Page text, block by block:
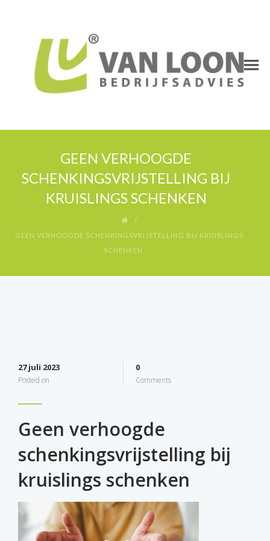
GEEN VERHOOGDE
SCHENKINGSVRIJSTELLING BIJ
KRUISLINGS SCHENKEN
GEEN VERHOOGDE SCHENKINGSVRIJSTELLING BIJ KRUISLINGS
SCHENKEN
27 juli 2023
Posted on
0
Comments
Geen verhoogde
schenkingsvrijstelling bij
kruislings schenken